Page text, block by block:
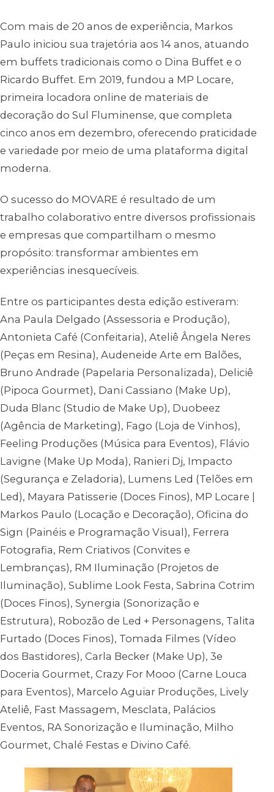
Com mais de 20 anos de experiência, Markos
Paulo iniciou sua trajetória aos 14 anos, atuando
em buffets tradicionais como o Dina Buffet e o
Ricardo Buffet. Em 2019, fundou a MP Locare,
primeira locadora online de materiais de
decoração do Sul Fluminense, que completa
cinco anos em dezembro, oferecendo praticidade
e variedade por meio de uma plataforma digital
moderna.
O sucesso do MOVARE é resultado de um
trabalho colaborativo entre diversos profissionais
e empresas que compartilham o mesmo
propósito: transformar ambientes em
experiências inesquecíveis.
Entre os participantes desta edição estiveram:
Ana Paula Delgado (Assessoria e Produção),
Antonieta Café (Confeitaria), Ateliê Ângela Neres
(Peças em Resina), Audeneide Arte em Balões,
Bruno Andrade (Papelaria Personalizada), Deliciê
(Pipoca Gourmet), Dani Cassiano (Make Up),
Duda Blanc (Studio de Make Up), Duobeez
(Agência de Marketing), Fago (Loja de Vinhos),
Feeling Produções (Música para Eventos), Flávio
Lavigne (Make Up Moda), Ranieri Dj, Impacto
(Segurança e Zeladoria), Lumens Led (Telões em
Led), Mayara Patisserie (Doces Finos), MP Locare |
Markos Paulo (Locação e Decoração), Oficina do
Sign (Painéis e Programação Visual), Ferrera
Fotografia, Rem Criativos (Convites e
Lembranças), RM Iluminação (Projetos de
Iluminação), Sublime Look Festa, Sabrina Cotrim
(Doces Finos), Synergia (Sonorização e
Estrutura), Robozão de Led + Personagens, Talita
Furtado (Doces Finos), Tomada Filmes (Vídeo
dos Bastidores), Carla Becker (Make Up), 3e
Doceria Gourmet, Crazy For Mooo (Carne Louca
para Eventos), Marcelo Aguiar Produções, Lively
Ateliê, Fast Massagem, Mesclata, Palácios
Eventos, RA Sonorização e Iluminação, Milho
Gourmet, Chalé Festas e Divino Café.